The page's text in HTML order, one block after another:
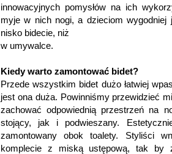
innowacyjnych pomysłów na ich
myje w nich nogi, a dzieciom
nisko bidecie, niż
w umywalce.
Kiedy warto zamontować bidet?
Przede wszystkim bidet dużo łatwiej
jest ona duża. Powinniśmy przewidzieć
zachować odpowiednią przestrzeń na
stojący, jak i podwieszany.
zamontowany obok toalety. Styliści
komplecie z miską ustępową, tak by